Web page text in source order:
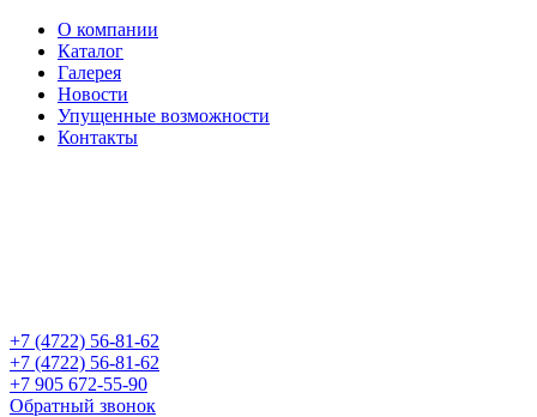
О компании
Каталог
Галерея
Новости
Упущенные возможности
Контакты
+7 (4722) 56-81-62
+7 (4722) 56-81-62
+7 905 672-55-90
Обратный звонок